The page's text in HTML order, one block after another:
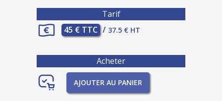
Tarif
45 € TTC / 37.5 € HT
Acheter
AJOUTER AU PANIER